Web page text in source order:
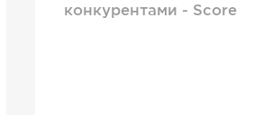
конкурентами - Score